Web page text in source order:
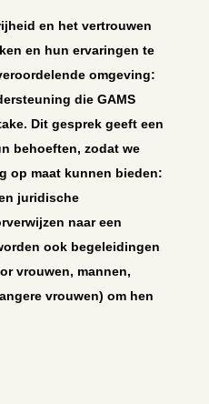
en het vertrouwen
en hun ervaringen te
omgeving:
die GAMS
Dit gesprek geeft een
behoeften, zodat we
op maat kunnen bieden:
juridische
naar een
ook begeleidingen
vrouwen, mannen,
vrouwen) om hen